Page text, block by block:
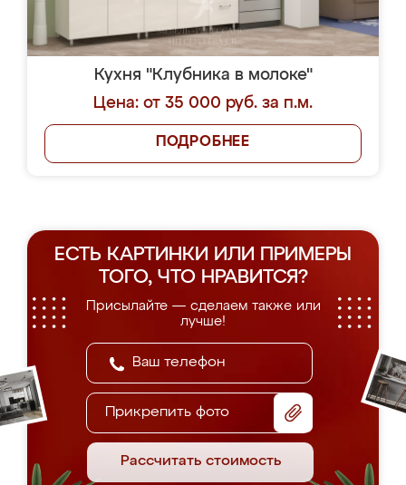
Кухня "Клубника в молоке"
Цена: от 35 000 руб. за п.м.
ПОДРОБНЕЕ
ЕСТЬ КАРТИНКИ ИЛИ ПРИМЕРЫ
ТОГО, ЧТО НРАВИТСЯ?
Присылайте — сделаем также или
лучше!
Прикрепить фото
Рассчитать стоимость